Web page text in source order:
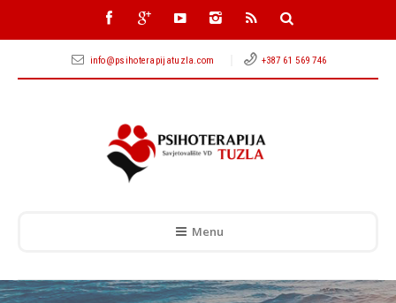
info@psihoterapijatuzla.com +387 61 569 746
Menu